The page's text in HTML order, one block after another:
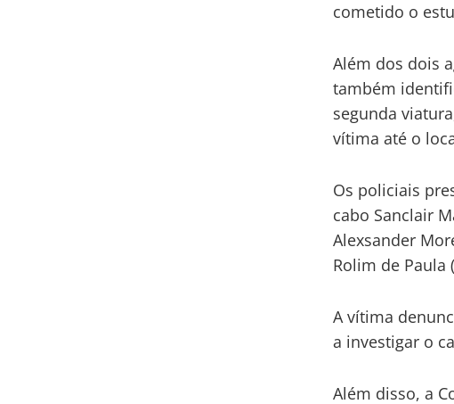
cometido o
Além dos dois
também
segunda
vítima até o
Os policiais
cabo Sanclair
Alexsander
Rolim de Paula
A vítima
a investigar o
Além disso, a